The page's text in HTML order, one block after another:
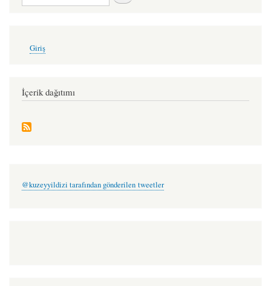
account
Giriş
İçerik dağıtımı
@kuzeyyildizi tarafından gönderilen tweetler